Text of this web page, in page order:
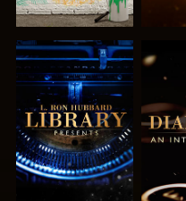
VERKEN DE
SERIE